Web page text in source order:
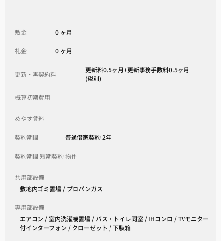
敷金 0 ヶ月
礼金 0 ヶ月
更新・再契約料
更新料0.5ヶ月+更新事務手数料0.5ヶ月
(税別)
概算初期費用
めやす賃料
契約期間 普通借家契約 2年
契約期間 短期契約 物件
共用部設備
敷地内ゴミ置場 / プロパンガス
専用部設備
エアコン / 室内洗濯機置場 / バス・トイレ同室 / IHコンロ / TVモニター
付インターフォン / クローゼット / 下駄箱